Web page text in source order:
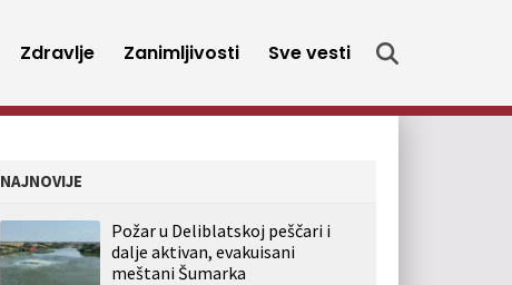
Zdravlje Zanimljivosti Sve vesti
NAJNOVIJE
Požar u Deliblatskoj peščari i
dalje aktivan, evakuisani
meštani Šumarka